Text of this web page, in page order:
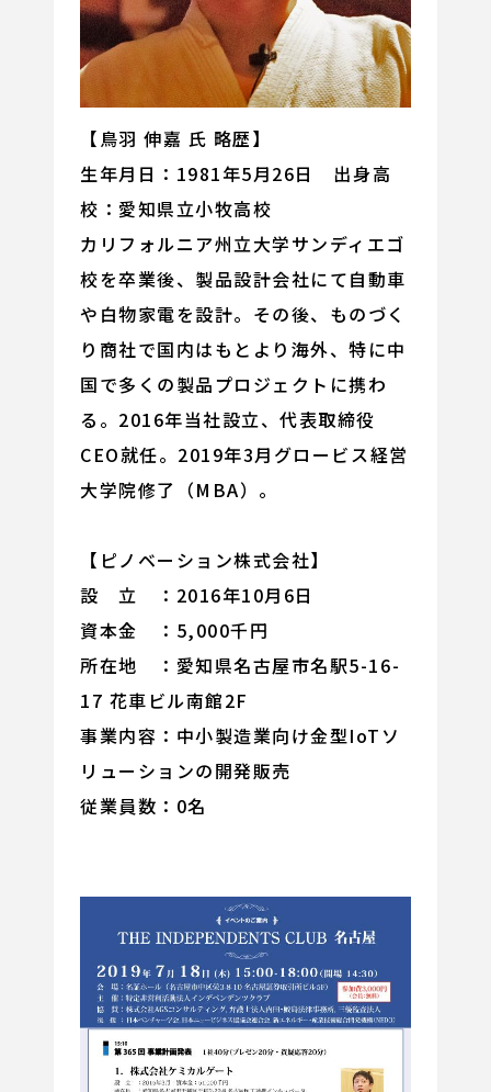
【鳥羽 伸嘉 氏 略歴】
生年月日：1981年5月26日 出身高
校：愛知県立小牧高校
カリフォルニア州立大学サンディエゴ
校を卒業後、製品設計会社にて自動車
や白物家電を設計。その後、ものづく
り商社で国内はもとより海外、特に中
国で多くの製品プロジェクトに携わ
る。2016年当社設立、代表取締役
CEO就任。2019年3月グロービス経営
大学院修了（MBA）。
【ピノベーション株式会社】
設 立 ：2016年10月6日
資本金 ：5,000千円
所在地 ：愛知県名古屋市名駅5-16-
17 花車ビル南館2F
事業内容：中小製造業向け金型IoTソ
リューションの開発販売
従業員数：0名